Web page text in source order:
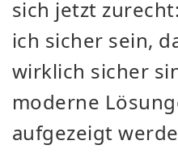
sich jetzt
ich sicher sein,
wirklich sicher
moderne
aufgezeigt